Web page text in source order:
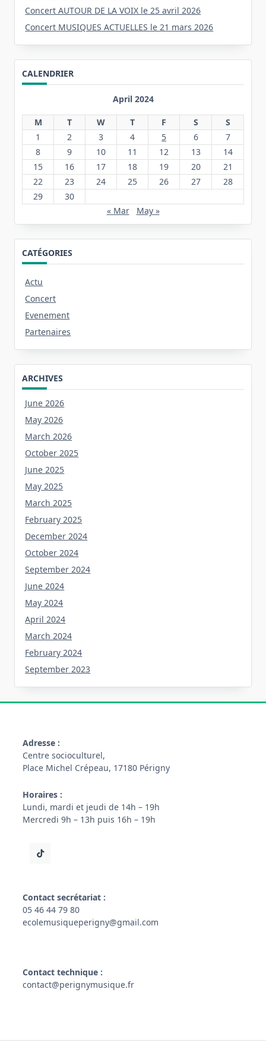
Concert AUTOUR DE LA VOIX le 25 avril 2026
Concert MUSIQUES ACTUELLES le 21 mars 2026
CALENDRIER
April 2024
M T W T F S
S
1
2 3 4 5 6
7
8
9 10 11 12 13
14
15
16 17 18 19 20
21
22
23 24 25 26 27
28
29
30
« Mar
May »
CATÉGORIES
Actu
Concert
Evenement
Partenaires
ARCHIVES
June 2026
May 2026
March 2026
October 2025
June 2025
May 2025
March 2025
February 2025
December 2024
October 2024
September 2024
June 2024
May 2024
April 2024
March 2024
February 2024
September 2023
Adresse :
Centre socioculturel,
Place Michel Crépeau, 17180 Périgny
Horaires :
Lundi, mardi et jeudi de 14h – 19h
Mercredi 9h – 13h puis 16h – 19h
Contact secrétariat :
05 46 44 79 80
ecolemusiqueperigny@gmail.com
Contact technique :
contact@perignymusique.fr